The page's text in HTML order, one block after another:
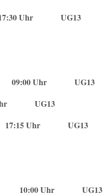
Uhr UG13
Uhr UG13
Uhr UG13
Uhr UG13